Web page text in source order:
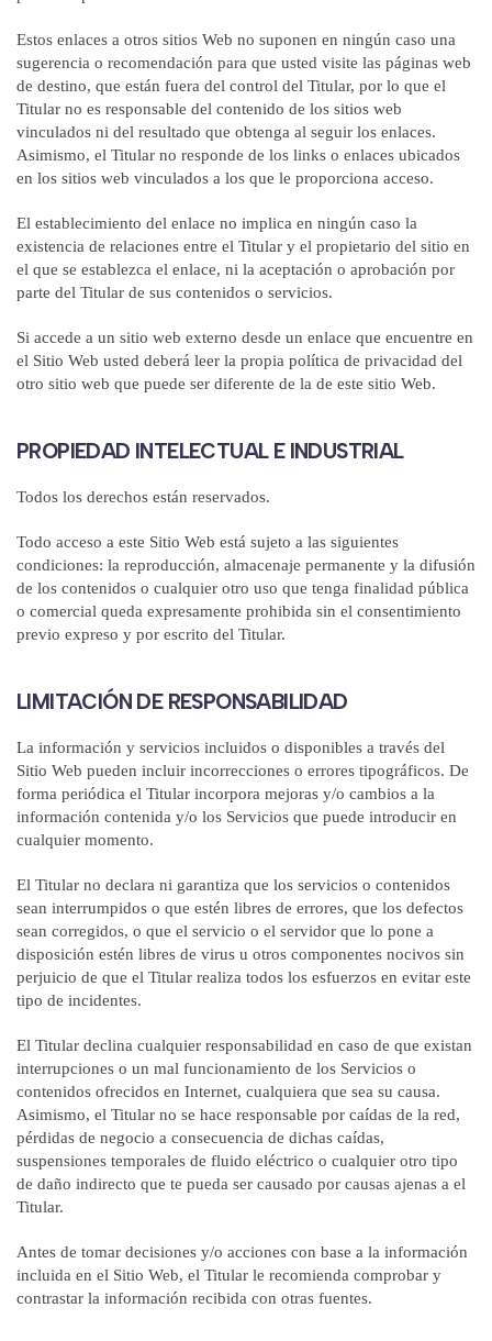
Estos enlaces a otros sitios Web no suponen en ningún caso una
sugerencia o recomendación para que usted visite las páginas web
de destino, que están fuera del control del Titular, por lo que el
Titular no es responsable del contenido de los sitios web
vinculados ni del resultado que obtenga al seguir los enlaces.
Asimismo, el Titular no responde de los links o enlaces ubicados
en los sitios web vinculados a los que le proporciona acceso.
El establecimiento del enlace no implica en ningún caso la
existencia de relaciones entre el Titular y el propietario del sitio en
el que se establezca el enlace, ni la aceptación o aprobación por
parte del Titular de sus contenidos o servicios.
Si accede a un sitio web externo desde un enlace que encuentre en
el Sitio Web usted deberá leer la propia política de privacidad del
otro sitio web que puede ser diferente de la de este sitio Web.
PROPIEDAD INTELECTUAL E INDUSTRIAL
Todos los derechos están reservados.
Todo acceso a este Sitio Web está sujeto a las siguientes
condiciones: la reproducción, almacenaje permanente y la difusión
de los contenidos o cualquier otro uso que tenga finalidad pública
o comercial queda expresamente prohibida sin el consentimiento
previo expreso y por escrito del Titular.
LIMITACIÓN DE RESPONSABILIDAD
La información y servicios incluidos o disponibles a través del
Sitio Web pueden incluir incorrecciones o errores tipográficos. De
forma periódica el Titular incorpora mejoras y/o cambios a la
información contenida y/o los Servicios que puede introducir en
cualquier momento.
El Titular no declara ni garantiza que los servicios o contenidos
sean interrumpidos o que estén libres de errores, que los defectos
sean corregidos, o que el servicio o el servidor que lo pone a
disposición estén libres de virus u otros componentes nocivos sin
perjuicio de que el Titular realiza todos los esfuerzos en evitar este
tipo de incidentes.
El Titular declina cualquier responsabilidad en caso de que existan
interrupciones o un mal funcionamiento de los Servicios o
contenidos ofrecidos en Internet, cualquiera que sea su causa.
Asimismo, el Titular no se hace responsable por caídas de la red,
pérdidas de negocio a consecuencia de dichas caídas,
suspensiones temporales de fluido eléctrico o cualquier otro tipo
de daño indirecto que te pueda ser causado por causas ajenas a el
Titular.
Antes de tomar decisiones y/o acciones con base a la información
incluida en el Sitio Web, el Titular le recomienda comprobar y
contrastar la información recibida con otras fuentes.